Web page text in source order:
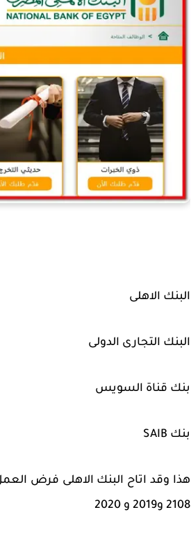
البنك الاهلى
البنك التجارى الدولى
بنك قناة السويس
بنك SAIB
2108 و2019 و 2020